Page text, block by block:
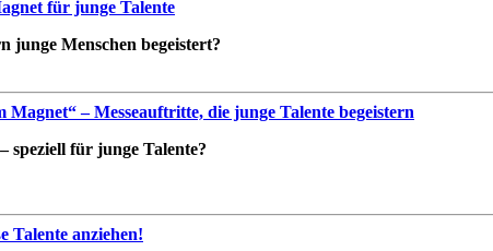
für junge Talente
junge Menschen begeistert?
– Messeauftritte, die junge Talente begeistern
speziell für junge Talente?
Talente anziehen!